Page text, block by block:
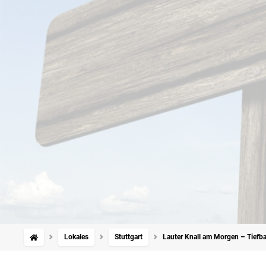
Lokales Stuttgart Lauter Knall am Morgen –